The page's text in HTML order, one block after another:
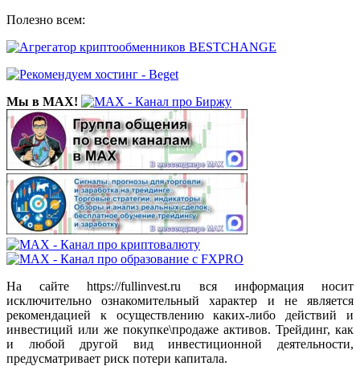
Полезно всем:
Мы в MAX!
На сайте https://fullinvest.ru вся информация носит
исключительно ознакомительный характер и не является
рекомендацией к осуществлению каких-либо действий и
инвестиций или же покупке\продаже активов. Трейдинг, как
и любой другой вид инвестиционной деятельности,
предусматривает риск потери капитала.